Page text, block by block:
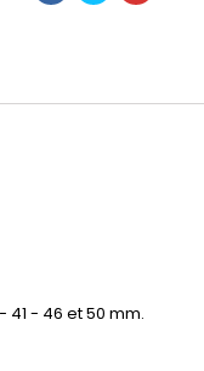
41 - 46 et 50 mm.